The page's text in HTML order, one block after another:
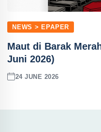
NEWS > EPAPER
Maut di Barak
Juni 2026)
24 JUNE 2026